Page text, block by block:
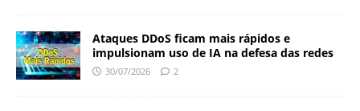
Ataques DDoS ficam mais rápidos e
impulsionam uso de IA na defesa das redes
30/07/2026 2